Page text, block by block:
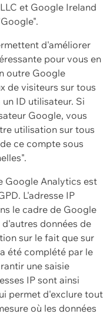
et Google Ireland
d'améliorer
pour vous en
outre Google
de visiteurs sur tous
ID utilisateur. Si
Google, vous
utilisation sur tous
ce compte sous
Google Analytics est
L'adresse IP
le cadre de Google
données de
sur le fait que sur
été complété par le
une saisie
IP sont ainsi
permet d'exclure tout
où les données